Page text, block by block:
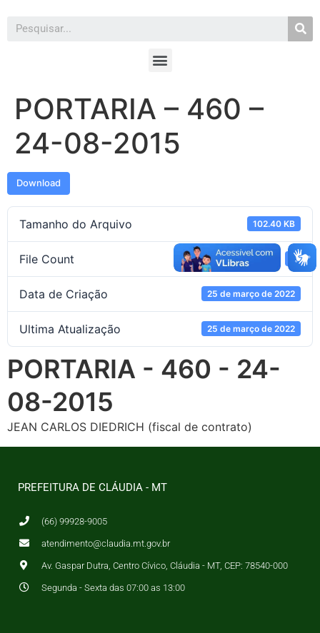
PORTARIA – 460 –
24-08-2015
Download
Tamanho do Arquivo 102.40 KB
File Count 1
Data de Criação 25 de março de 2022
Ultima Atualização 25 de março de 2022
PORTARIA - 460 - 24-
08-2015
JEAN CARLOS DIEDRICH (fiscal de contrato)
PREFEITURA DE CLÁUDIA - MT
(66) 99928-9005
atendimento@claudia.mt.gov.br
Av. Gaspar Dutra, Centro Cívico, Cláudia - MT, CEP: 78540-000
Segunda - Sexta das 07:00 as 13:00